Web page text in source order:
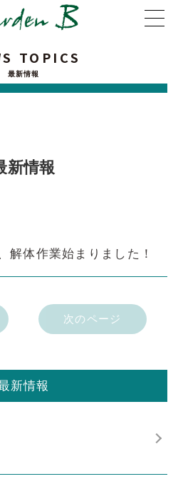
TOPICS
最新情報
新情報
解体作業始まりました！
次のページ
新情報